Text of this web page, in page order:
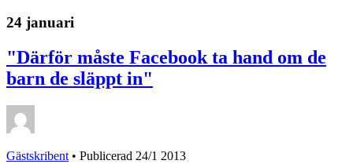
24 januari
"Därför måste Facebook ta hand om de
barn de släppt in"
Gästskribent • Publicerad 24/1 2013